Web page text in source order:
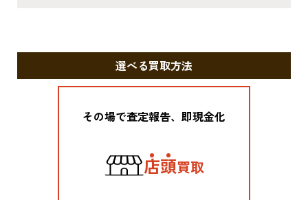
選べる買取方法
その場で査定報告、即現金化
店頭買取